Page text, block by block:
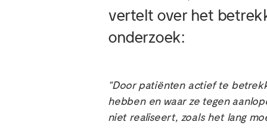
vertelt over het
onderzoek:
“Door patiënten actief te
hebben en waar ze tegen
niet realiseert, zoals het lang